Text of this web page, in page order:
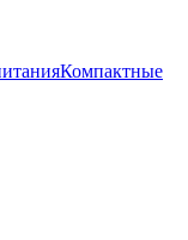
Компактные